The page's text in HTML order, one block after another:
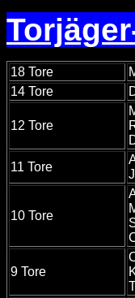
18 Tore
14 Tore
12 Tore
11 Tore
10 Tore
9 Tore